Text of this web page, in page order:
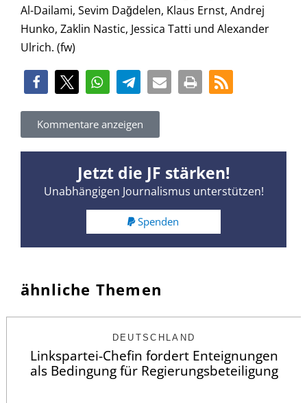
Al-Dailami, Sevim Dağdelen, Klaus Ernst, Andrej
Hunko, Zaklin Nastic, Jessica Tatti und Alexander
Ulrich. (fw)
Kommentare anzeigen
Jetzt die JF stärken!
Unabhängigen Journalismus unterstützen!
Spenden
ähnliche Themen
DEUTSCHLAND
Linkspartei-Chefin fordert Enteignungen
als Bedingung für Regierungsbeteiligung